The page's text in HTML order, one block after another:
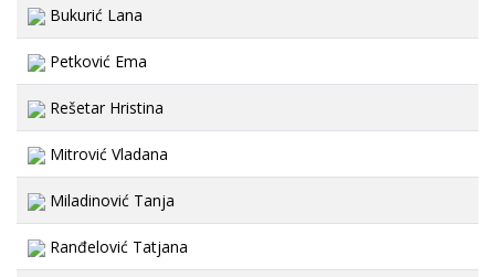
Bukurić Lana
Petković Ema
Rešetar Hristina
Mitrović Vladana
Miladinović Tanja
Ranđelović Tatjana